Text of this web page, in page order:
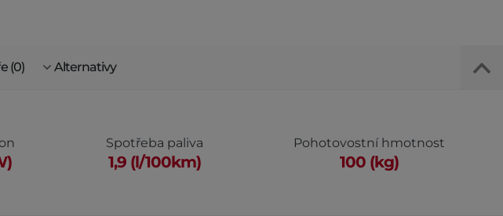
(0) Alternativy
Spotřeba paliva
1,9 (l/100km)
Pohotovostní hmotnost
100 (kg)